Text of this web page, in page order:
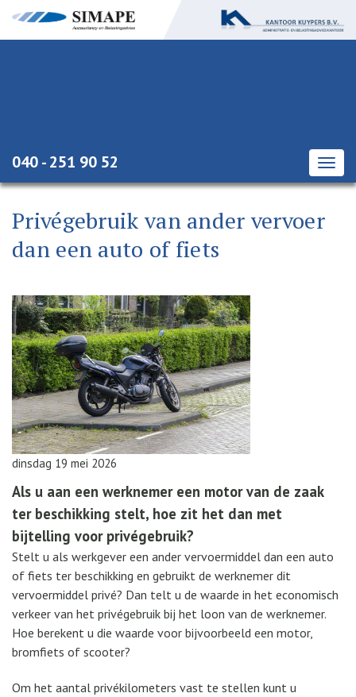
040 - 251 90 52
Privégebruik van ander vervoer
dan een auto of fiets
dinsdag 19 mei 2026
Als u aan een werknemer een motor van de zaak
ter beschikking stelt, hoe zit het dan met
bijtelling voor privégebruik?
Stelt u als werkgever een ander vervoermiddel dan een auto
of fiets ter beschikking en gebruikt de werknemer dit
vervoermiddel privé? Dan telt u de waarde in het economisch
verkeer van het privégebruik bij het loon van de werknemer.
Hoe berekent u die waarde voor bijvoorbeeld een motor,
bromfiets of scooter?
Om het aantal privékilometers vast te stellen kunt u